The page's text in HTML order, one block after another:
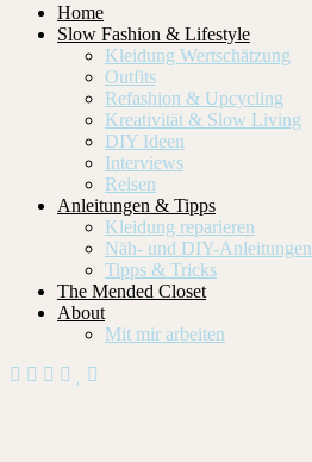
Home
Slow Fashion & Lifestyle
Kleidung Wertschätzung
Outfits
Refashion & Upcycling
Kreativität & Slow Living
DIY Ideen
Interviews
Reisen
Anleitungen & Tipps
Kleidung reparieren
Näh- und DIY-Anleitungen
Tipps & Tricks
The Mended Closet
About
Mit mir arbeiten